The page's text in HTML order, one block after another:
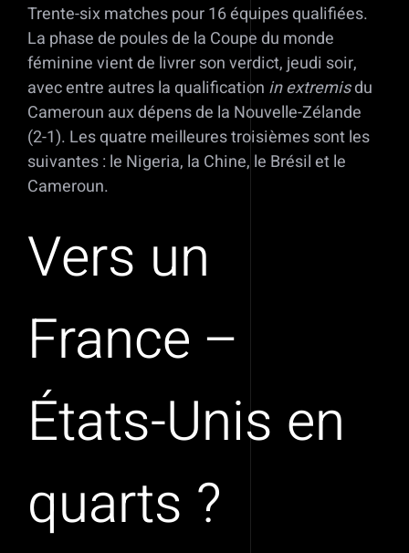
Trente-six matches pour 16 équipes qualifiées.
La phase de poules de la Coupe du monde
féminine vient de livrer son verdict, jeudi soir,
avec entre autres la qualification in extremisdu
Cameroun aux dépens de la Nouvelle-Zélande
(2-1). Les quatre meilleures troisièmes sont les
suivantes : le Nigeria, la Chine, le Brésil et le
Cameroun.
Vers un
France –
États-Unis en
quarts ?